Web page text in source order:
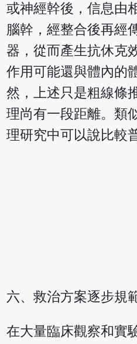
或神經幹後，信息由
腦幹，經整合後再經
器，從而產生抗休克
作用可能還與體內的
然，上述只是粗線條
理尚有一段距離。類
理研究中可以說比較
六、救治方案逐步規
在大量臨床觀察和實